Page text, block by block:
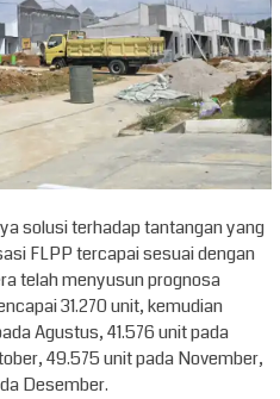
solusi terhadap tantangan yang
FLPP tercapai sesuai dengan
telah menyusun prognosa
31.270 unit, kemudian
Agustus, 41.576 unit pada
49.575 unit pada November,
Desember.